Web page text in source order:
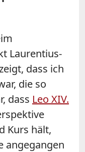
Laurentius-
dass ich
die so
dass Leo XIV.
Kurs hält,
angegangen